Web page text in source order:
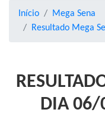
Início
Mega Sena
Resultado Mega
DIA 06/